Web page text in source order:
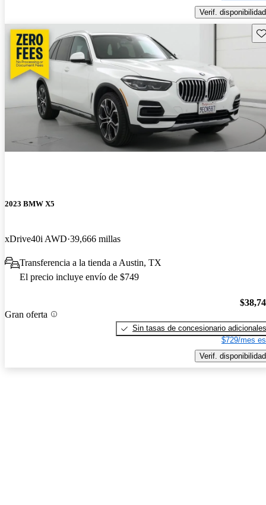
Verif. disponibilidad
2023 BMW X5
xDrive40i AWD 39,666 millas
Transferencia a la tienda a Austin, TX
El precio incluye envío de $749
Gran oferta
Sin tasas de concesionario adicionales
$729/mes
Verif. disponibilidad